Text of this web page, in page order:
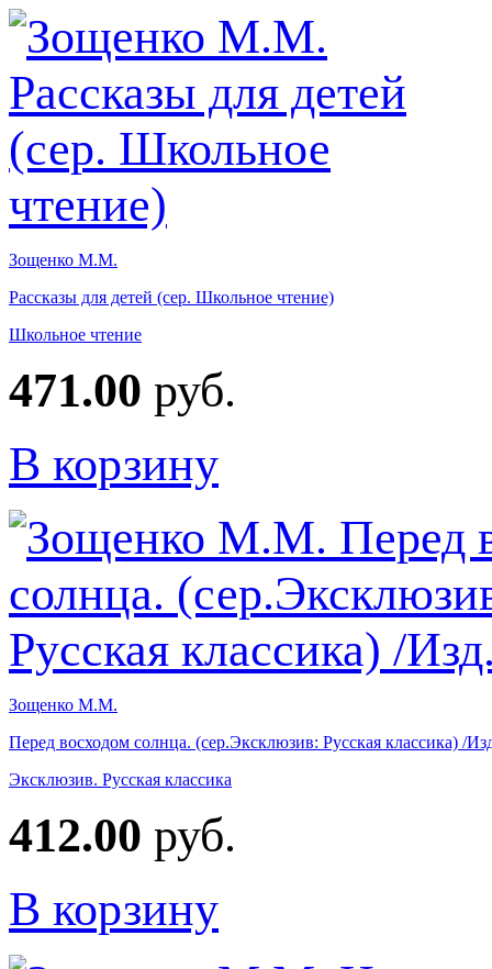
Зощенко М.М.
Рассказы для детей (сер. Школьное чтение)
Школьное чтение
471.00 руб.
В корзину
Зощенко М.М.
Перед восходом солнца. (сер.Эксклюзив: Русская классика) /
Эксклюзив. Русская классика
412.00 руб.
В корзину